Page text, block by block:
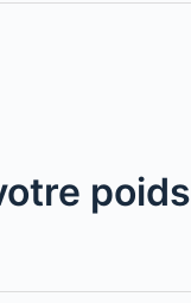
poids